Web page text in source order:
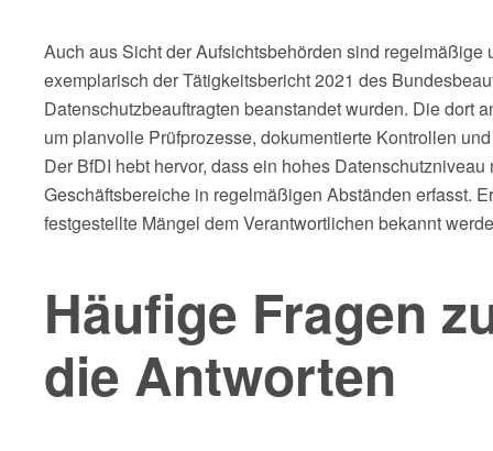
Auch aus Sicht der Aufsichtsbehörden sind
exemplarisch der Tätigkeitsbericht 2021 des
Datenschutzbeauftragten beanstandet wurden. Die dort
um planvolle Prüfprozesse, dokumentierte Kontrollen
Der BfDI hebt hervor, dass ein hohes
Geschäftsbereiche in regelmäßigen Abständen erfasst.
festgestellte Mängel dem Verantwortlichen bekannt
Häufige Fragen
die Antworten